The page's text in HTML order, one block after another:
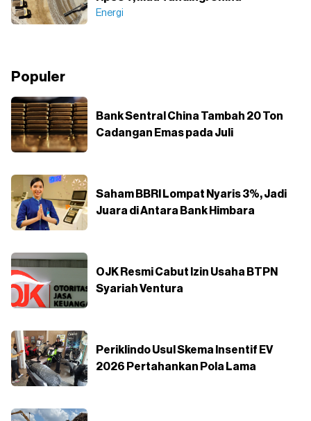
Energi
Populer
Bank Sentral China Tambah 20 Ton
Cadangan Emas pada Juli
Saham BBRI Lompat Nyaris 3%, Jadi
Juara di Antara Bank Himbara
OJK Resmi Cabut Izin Usaha BTPN
Syariah Ventura
Periklindo Usul Skema Insentif EV
2026 Pertahankan Pola Lama